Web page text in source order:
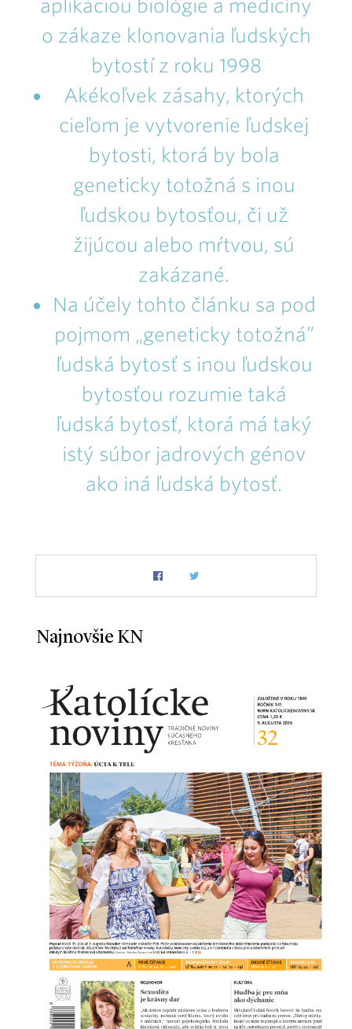
aplikáciou biológie a medicíny
o zákaze klonovania ľudských
bytostí z roku 1998
Akékoľvek zásahy, ktorých
cieľom je vytvorenie ľudskej
bytosti, ktorá by bola
geneticky totožná s inou
ľudskou bytosťou, či už
žijúcou alebo mŕtvou, sú
zakázané.
Na účely tohto článku sa pod
pojmom „geneticky totožná”
ľudská bytosť s inou ľudskou
bytosťou rozumie taká
ľudská bytosť, ktorá má taký
istý súbor jadrových génov
ako iná ľudská bytosť.
Najnovšie KN